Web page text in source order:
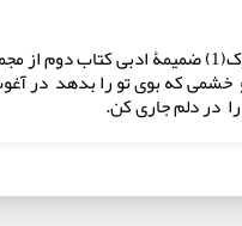
تا آتش خشم، خاکسترم نکرده، رودخانۀ عشقت را در دلم جاری کن
خشمی که بوی تو را بدهد
در دلم جاری کن.